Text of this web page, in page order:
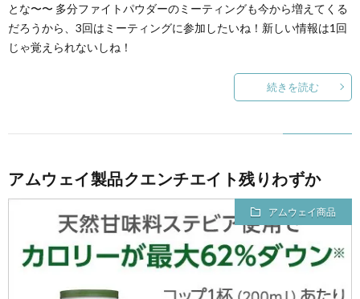
とな〜〜 多分ファイトパウダーのミーティングも今から増えてくる
だろうから、3回はミーティングに参加したいね！新しい情報は1回
じゃ覚えられないしね！
続きを読む
アムウェイ製品クエンチエイト残りわずか
アムウェイ商品